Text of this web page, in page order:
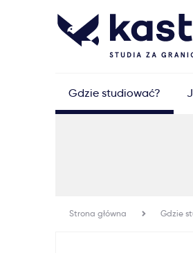
Gdzie studiować?
Strona główna Gdzie